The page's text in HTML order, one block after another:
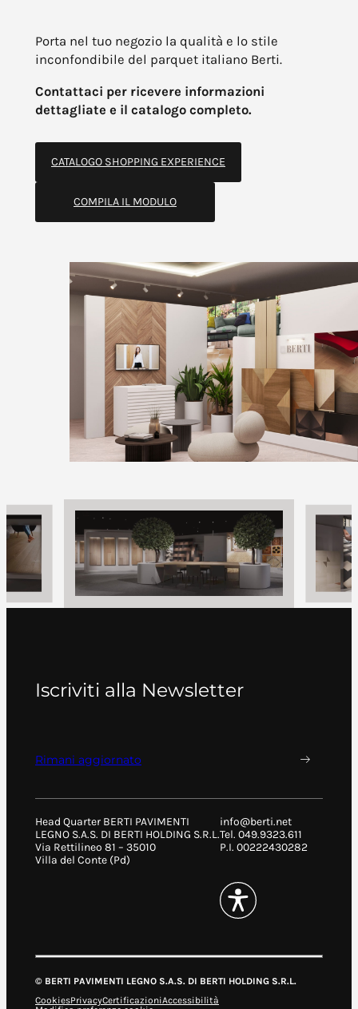
Porta nel tuo negozio la qualità e lo stile
inconfondibile del parquet italiano Berti.
Contattaci per ricevere informazioni
dettagliate e il catalogo completo.
CATALOGO SHOPPING EXPERIENCE
COMPILA IL MODULO
Iscriviti alla Newsletter
Rimani aggiornato
Head Quarter BERTI PAVIMENTI
LEGNO S.A.S. DI BERTI HOLDING S.R.L.
Via Rettilineo 81 – 35010
Villa del Conte (Pd)
info@berti.net
Tel. 049.9323.611
P.I. 00222430282
© BERTI PAVIMENTI LEGNO S.A.S. DI BERTI HOLDING S.R.L.
CookiesPrivacyCertificazioniAccessibilità